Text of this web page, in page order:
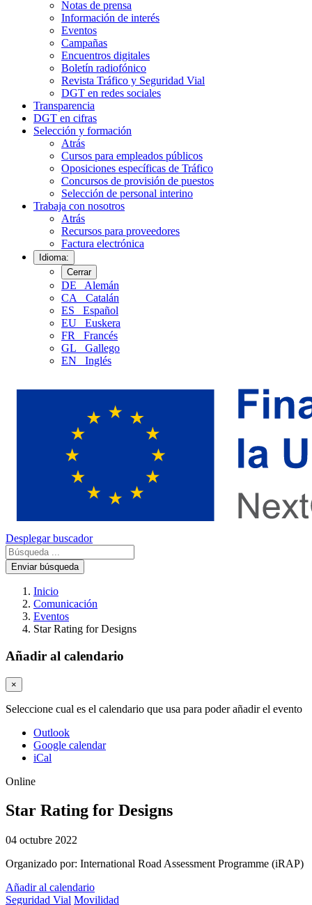
Notas de prensa
Información de interés
Eventos
Campañas
Encuentros digitales
Boletín radiofónico
Revista Tráfico y Seguridad Vial
DGT en redes sociales
Transparencia
DGT en cifras
Selección y formación
Atrás
Cursos para empleados públicos
Oposiciones específicas de Tráfico
Concursos de provisión de puestos
Selección de personal interino
Trabaja con nosotros
Atrás
Recursos para proveedores
Factura electrónica
Idioma:
Cerrar
DE
Alemán
CA
Catalán
ES
Español
EU
Euskera
FR
Francés
GL
Gallego
EN
Inglés
Desplegar buscador
Enviar búsqueda
Inicio
Comunicación
Eventos
Star Rating for Designs
Añadir al calendario
×
Seleccione cual es el calendario que usa para poder añadir el evento
Outlook
Google calendar
iCal
Online
Star Rating for Designs
04 octubre 2022
Organizado por: International Road Assessment Programme (iRAP) ​
Añadir al calendario
Seguridad Vial Movilidad